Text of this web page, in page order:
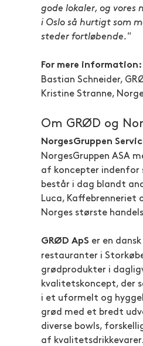
gode lokaler, og
i Oslo så hurtigt som
steder fortløbende."
For mere information:
Bastian Schneider,
Kristine Stranne,
Om GRØD og
NorgesGruppen
NorgesGruppen ASA
af koncepter indenfor
består i dag blandt
Luca, Kaffebrenneriet
Norges største
GRØD ApS er en
restauranter i
grødprodukter i
kvalitetskoncept, der
i et uformelt og
grød med et bredt
diverse bowls,
af kvalitetsdrikkevarer.